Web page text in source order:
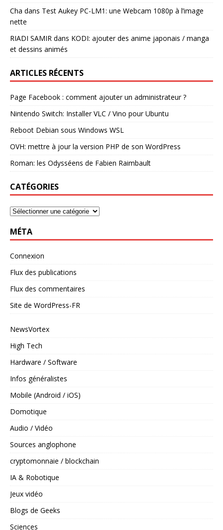
Cha dans Test Aukey PC-LM1: une Webcam 1080p à l’image
nette
RIADI SAMIR dans KODI: ajouter des anime japonais / manga
et dessins animés
ARTICLES RÉCENTS
Page Facebook : comment ajouter un administrateur ?
Nintendo Switch: Installer VLC / Vino pour Ubuntu
Reboot Debian sous Windows WSL
OVH: mettre à jour la version PHP de son WordPress
Roman: les Odysséens de Fabien Raimbault
CATÉGORIES
MÉTA
Connexion
Flux des publications
Flux des commentaires
Site de WordPress-FR
NewsVortex
High Tech
Hardware / Software
Infos généralistes
Mobile (Android / iOS)
Domotique
Audio / Vidéo
Sources anglophone
cryptomonnaie / blockchain
IA & Robotique
Jeux vidéo
Blogs de Geeks
Sciences